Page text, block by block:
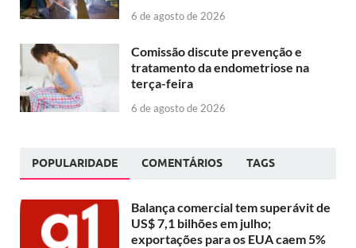
6 de agosto de 2026
Comissão discute prevenção e
tratamento da endometriose na
terça-feira
6 de agosto de 2026
POPULARIDADE COMENTÁRIOS TAGS
Balança comercial tem superávit de
US$ 7,1 bilhões em julho;
exportações para os EUA caem 5%